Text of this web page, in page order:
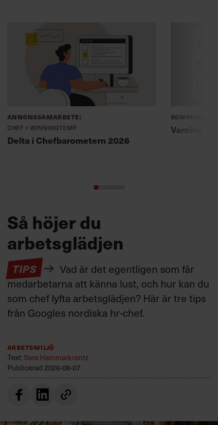
Annonssamarbete:
Chef + Winningtemp
Delta i Chefbarometern 2026
Varning
Så höjer du
arbetsglädjen
TIPS
Vad är det egentligen som får
medarbetarna att känna lust, och hur kan du
som chef lyfta arbetsglädjen? Här är tre tips
från Googles nordiska hr-chef.
Arbetsmiljö
Text:Sara Hammarkrantz
Publicerad 2026-08-07